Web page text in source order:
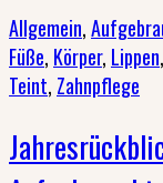
Allgemein,
Füße, Körper, Lippen,
Teint, Zahnpflege